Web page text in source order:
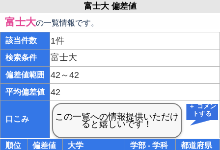
富士大 偏差値
富士大の一覧情報です。
該当件数 1件
検索条件 富士大
偏差値範囲 42～42
平均偏差値 42
口こみ
＋ コメン
トする
順位 偏差値 大学 学部 - 学科 都道府県